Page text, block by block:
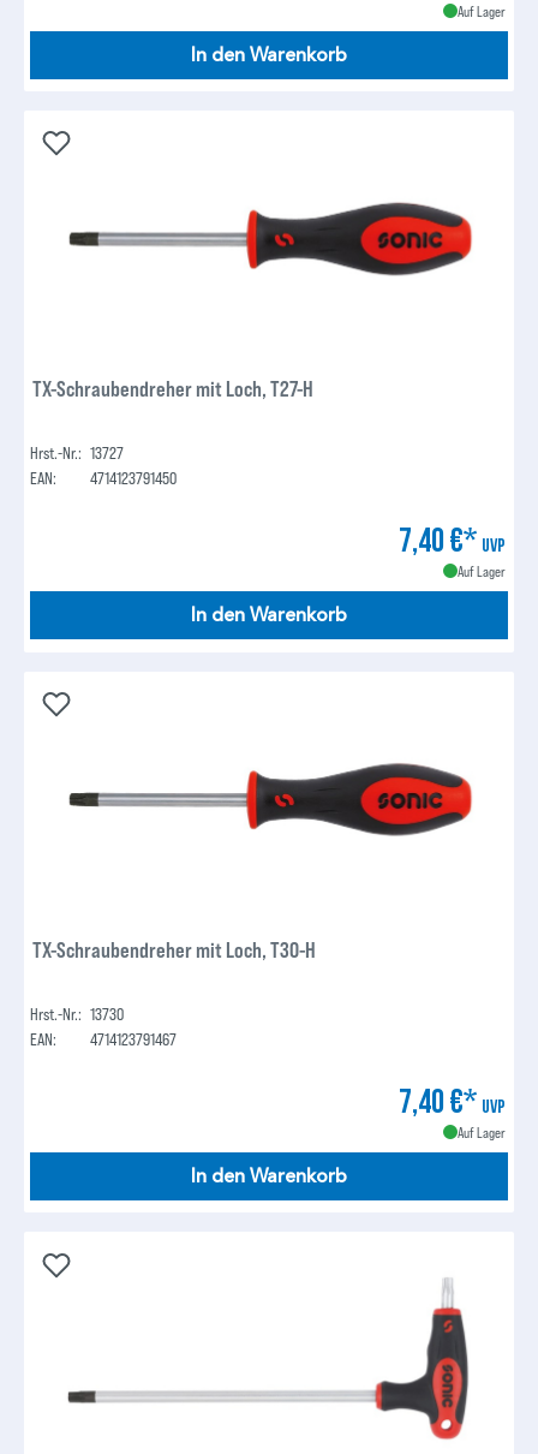
Auf Lager
In den Warenkorb
TX-Schraubendreher mit Loch, T27-H
Hrst.-Nr.: 13727
EAN:
4714123791450
7,40 €* UVP
Auf Lager
In den Warenkorb
TX-Schraubendreher mit Loch, T30-H
Hrst.-Nr.: 13730
EAN:
4714123791467
7,40 €* UVP
Auf Lager
In den Warenkorb